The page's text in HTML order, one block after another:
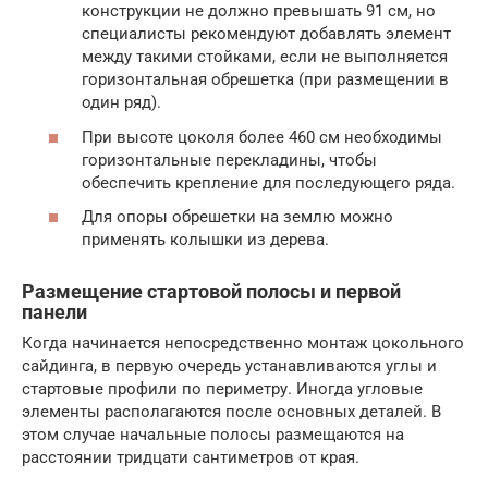
конструкции не должно превышать 91 см, но
специалисты рекомендуют добавлять элемент
между такими стойками, если не выполняется
горизонтальная обрешетка (при размещении в
один ряд).
При высоте цоколя более 460 см необходимы
горизонтальные перекладины, чтобы
обеспечить крепление для последующего ряда.
Для опоры обрешетки на землю можно
применять колышки из дерева.
Размещение стартовой полосы и первой
панели
Когда начинается непосредственно монтаж цокольного
сайдинга, в первую очередь устанавливаются углы и
стартовые профили по периметру. Иногда угловые
элементы располагаются после основных деталей. В
этом случае начальные полосы размещаются на
расстоянии тридцати сантиметров от края.